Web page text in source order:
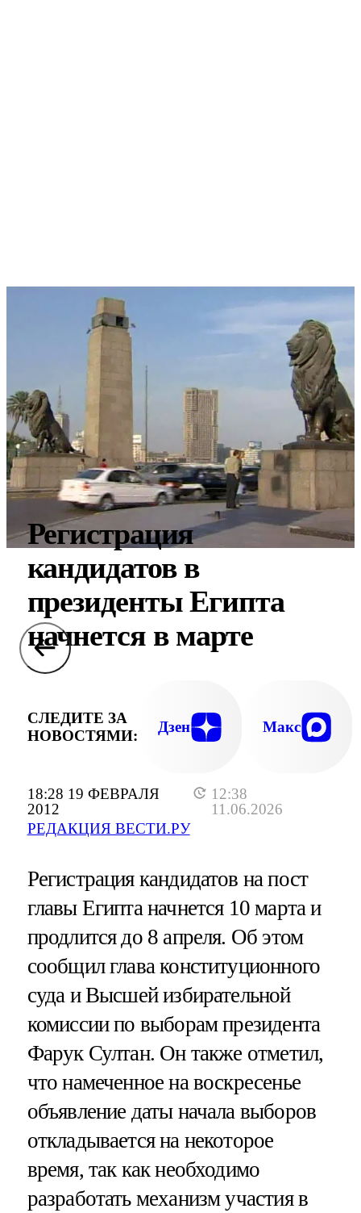
18:28 19 ФЕВРАЛЯ
2012
12:38
11.06.2026
РЕДАКЦИЯ ВЕСТИ.РУ
Регистрация
кандидатов в
президенты Египта
начнется в марте
СЛЕДИТЕ ЗА
НОВОСТЯМИ:
Дзен Макс
Регистрация кандидатов на пост
главы Египта начнется 10 марта и
продлится до 8 апреля. Об этом
сообщил глава конституционного
суда и Высшей избирательной
комиссии по выборам президента
Фарук Султан. Он также отметил,
что намеченное на воскресенье
объявление даты начала выборов
откладывается на некоторое
время, так как необходимо
разработать механизм участия в